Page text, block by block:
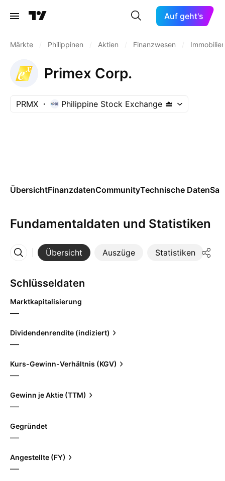
Auf geht's
Märkte Philippinen Aktien Finanzwesen
Primex Corp.
PRMX Philippine Stock Exchange
ÜbersichtFinanzdatenCommunityTechnische Daten
Fundamentaldaten und Statistiken
Übersicht Auszüge Statistiken
Mehr
Schlüsseldaten
Marktkapitalisierung
—
Dividendenrendite (indiziert)
—
Kurs-Gewinn-Verhältnis (KGV)
—
Gewinn je Aktie (TTM)
—
Gegründet
—
Angestellte (FY)
—